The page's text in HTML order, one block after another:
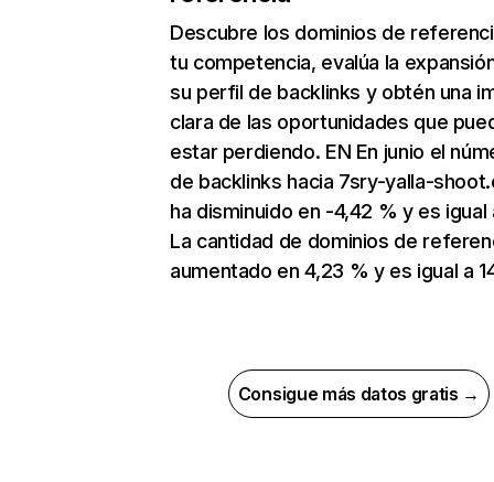
Descubre los dominios de
tu competencia, evalúa la
su perfil de backlinks y obtén una
clara de las oportunidades que
estar perdiendo. EN En junio el
de backlinks hacia 7sry-yalla-
ha disminuido en -4,42 % y es igual
La cantidad de dominios de
aumentado en 4,23 % y es igual a
Consigue más datos gratis →